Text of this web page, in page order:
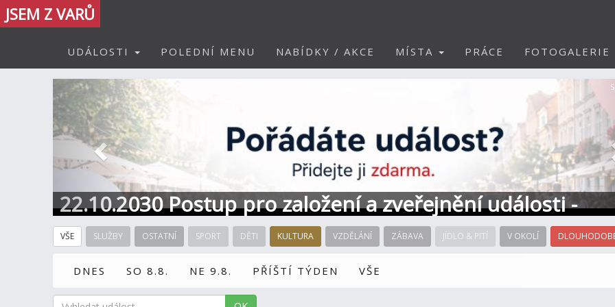
JSEM Z VARŮ
UDÁLOSTI POLEDNÍ MENU NABÍDKY / AKCE MÍSTA PRÁCE FOTOGALERIE
22.10.2030 Postup pro založení a zveřejnění události -
Informace / kontakt
Předchozí
VŠE SLUŽBY OSTATNÍ SPORT DĚTI KULTURA VZDĚLÁNÍ ZÁBAVA JÍDLO & PITÍ V OKOLÍ
DNES SO 8.8. NE 9.8. PŘÍŠTÍ TÝDEN VŠE